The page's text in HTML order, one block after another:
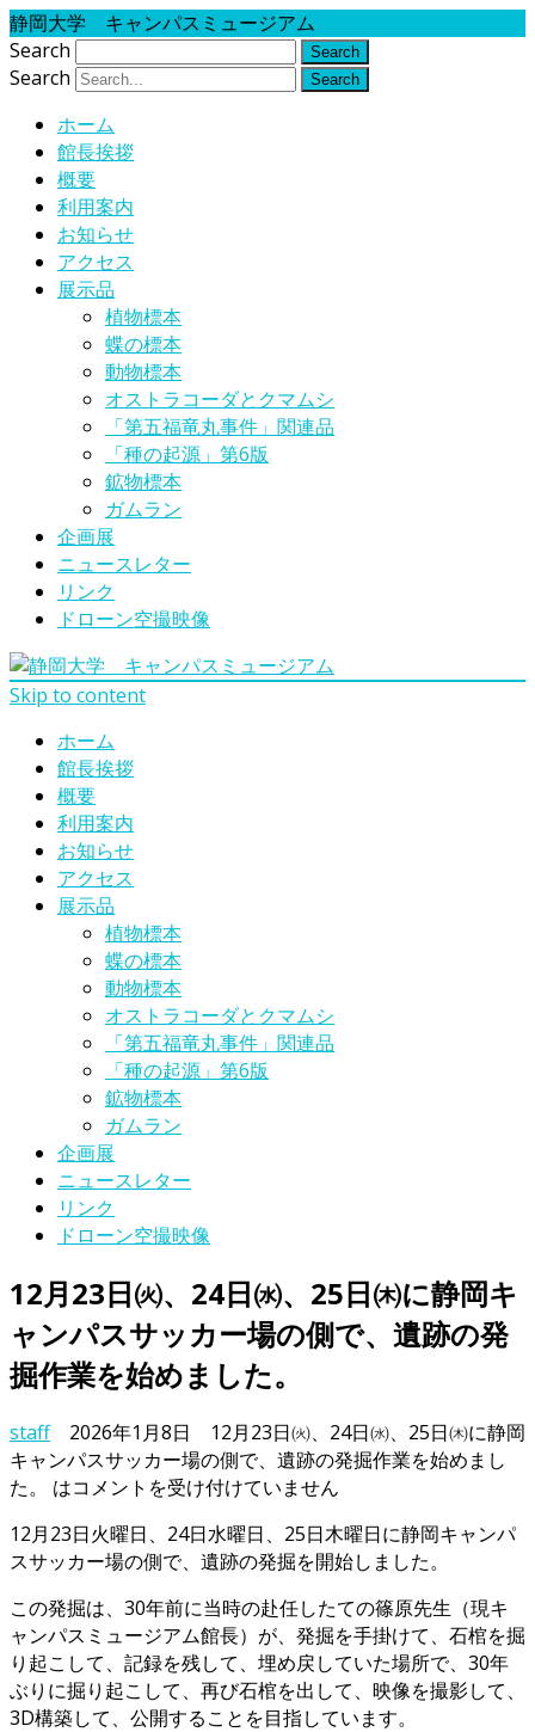
静岡大学 キャンパスミュージアム
Search
Search
ホーム
館長挨拶
概要
利用案内
お知らせ
アクセス
展示品
植物標本
蝶の標本
動物標本
オストラコーダとクマムシ
「第五福竜丸事件」関連品
「種の起源」第6版
鉱物標本
ガムラン
企画展
ニュースレター
リンク
ドローン空撮映像
Skip to content
ホーム
館長挨拶
概要
利用案内
お知らせ
アクセス
展示品
植物標本
蝶の標本
動物標本
オストラコーダとクマムシ
「第五福竜丸事件」関連品
「種の起源」第6版
鉱物標本
ガムラン
企画展
ニュースレター
リンク
ドローン空撮映像
12月23日㈫、24日㈬、25日㈭に静岡キ
ャンパスサッカー場の側で、遺跡の発
掘作業を始めました。
staff 2026年1月8日
12月23日㈫、24日㈬、25日㈭に静岡
キャンパスサッカー場の側で、遺跡の発掘作業を始めまし
た。 はコメントを受け付けていません
12月23日火曜日、24日水曜日、25日木曜日に静岡キャンパ
スサッカー場の側で、遺跡の発掘を開始しました。
この発掘は、30年前に当時の赴任したての篠原先生（現キ
ャンパスミュージアム館長）が、発掘を手掛けて、石棺を掘
り起こして、記録を残して、埋め戻していた場所で、30年
ぶりに掘り起こして、再び石棺を出して、映像を撮影して、
3D構築して、公開することを目指しています。